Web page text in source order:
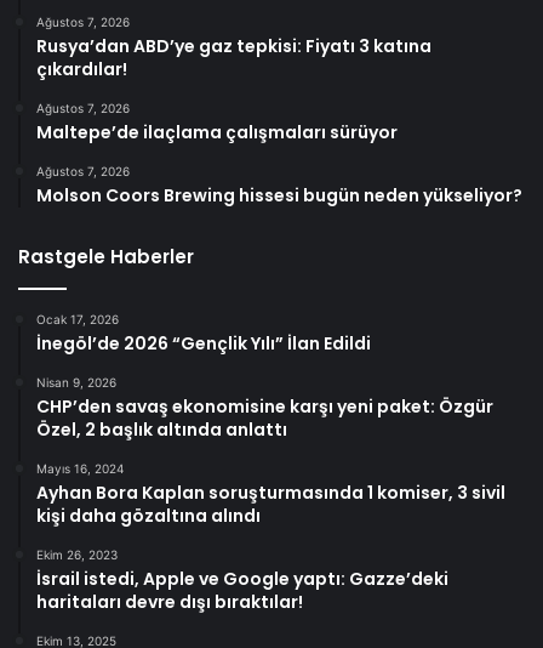
Ağustos 7, 2026
Rusya’dan ABD’ye gaz tepkisi: Fiyatı 3 katına
çıkardılar!
Ağustos 7, 2026
Maltepe’de ilaçlama çalışmaları sürüyor
Ağustos 7, 2026
Molson Coors Brewing hissesi bugün neden yükseliyor?
Rastgele Haberler
Ocak 17, 2026
İnegöl’de 2026 “Gençlik Yılı” İlan Edildi
Nisan 9, 2026
CHP’den savaş ekonomisine karşı yeni paket: Özgür
Özel, 2 başlık altında anlattı
Mayıs 16, 2024
Ayhan Bora Kaplan soruşturmasında 1 komiser, 3 sivil
kişi daha gözaltına alındı
Ekim 26, 2023
İsrail istedi, Apple ve Google yaptı: Gazze’deki
haritaları devre dışı bıraktılar!
Ekim 13, 2025